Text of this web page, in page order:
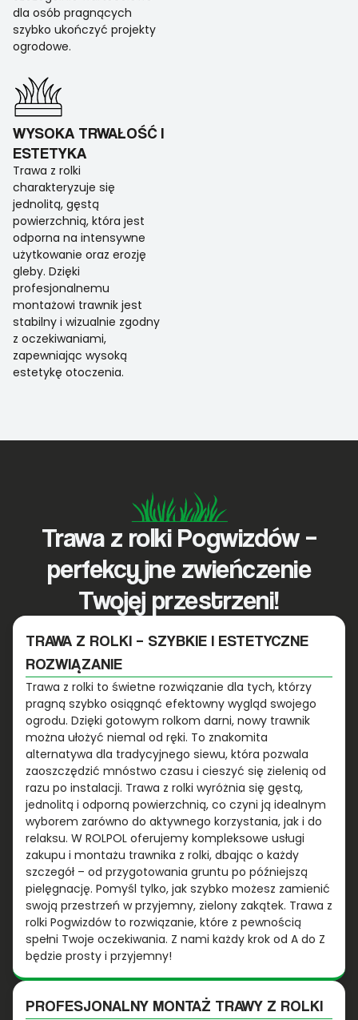
dla osób pragnących
szybko ukończyć projekty
ogrodowe.
WYSOKA TRWAŁOŚĆ I
ESTETYKA
Trawa z rolki
charakteryzuje się
jednolitą, gęstą
powierzchnią, która jest
odporna na intensywne
użytkowanie oraz erozję
gleby. Dzięki
profesjonalnemu
montażowi trawnik jest
stabilny i wizualnie zgodny
z oczekiwaniami,
zapewniając wysoką
estetykę otoczenia.
Trawa z rolki Pogwizdów –
perfekcyjne zwieńczenie
Twojej przestrzeni!
TRAWA Z ROLKI – SZYBKIE I ESTETYCZNE
ROZWIĄZANIE
Trawa z rolki to świetne rozwiązanie dla tych, którzy
pragną szybko osiągnąć efektowny wygląd swojego
ogrodu. Dzięki gotowym rolkom darni, nowy trawnik
można ułożyć niemal od ręki. To znakomita
alternatywa dla tradycyjnego siewu, która pozwala
zaoszczędzić mnóstwo czasu i cieszyć się zielenią od
razu po instalacji. Trawa z rolki wyróżnia się gęstą,
jednolitą i odporną powierzchnią, co czyni ją idealnym
wyborem zarówno do aktywnego korzystania, jak i do
relaksu. W ROLPOL oferujemy kompleksowe usługi
zakupu i montażu trawnika z rolki, dbając o każdy
szczegół – od przygotowania gruntu po późniejszą
pielęgnację. Pomyśl tylko, jak szybko możesz zamienić
swoją przestrzeń w przyjemny, zielony zakątek. Trawa z
rolki Pogwizdów to rozwiązanie, które z pewnością
spełni Twoje oczekiwania. Z nami każdy krok od A do Z
będzie prosty i przyjemny!
PROFESJONALNY MONTAŻ TRAWY Z ROLKI